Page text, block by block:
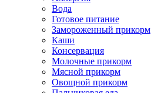
Вода
Готовое питание
Замороженный прикорм
Каши
Консервация
Молочные прикорм
Мясной прикорм
Овощной прикорм